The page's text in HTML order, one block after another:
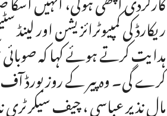
ریکارڈ کی کمپیوٹرائزیشن اور
ہدایت کرتے ہوئے کہا کہ
کرے گی۔ وہ پیر کے روز بورڈ
مال نذیر عباسی ، چیف سیکرٹری